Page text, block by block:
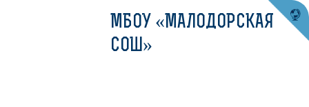
МБОУ «МАЛОДОРСКАЯ
СОШ»